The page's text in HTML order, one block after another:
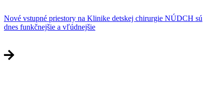
Nové vstupné priestory na Klinike detskej chirurgie NÚDCH sú
dnes funkčnejšie a vľúdnejšie